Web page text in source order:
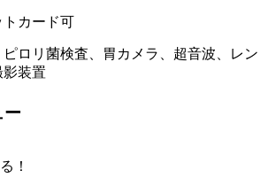
トカード可
ピロリ菌検査、胃カメラ、超音波、レン
影装置
ー
！